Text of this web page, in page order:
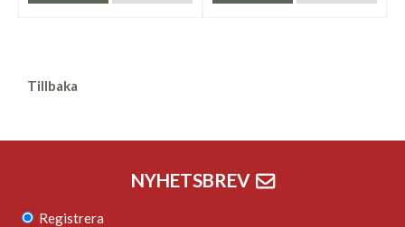
Tillbaka
NYHETSBREV
Registrera